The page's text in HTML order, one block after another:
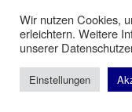
Wir nutzen Cookies,
erleichtern. Weitere
unserer
Einstellungen